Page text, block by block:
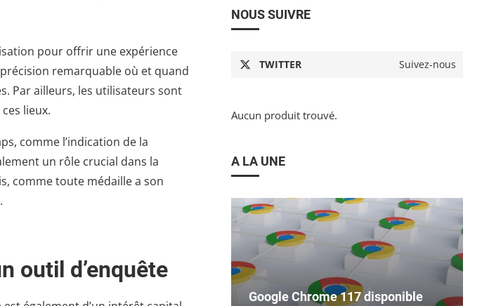
pour offrir une expérience
remarquable où et quand
Par ailleurs, les utilisateurs sont
lieux.
comme l’indication de la
un rôle crucial dans la
comme toute médaille a son
outil d’enquête
NOUS SUIVRE
TWITTER Suivez-nous
Aucun produit trouvé.
A LA UNE
Google Chrome 117 disponible